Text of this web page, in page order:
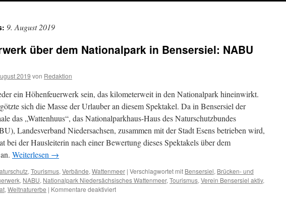
9. August 2019
über dem Nationalpark in Bensersiel: NABU
2019 von Redaktion
ein Höhenfeuerwerk sein, das kilometerweit in den Nationalpark hineinwirkt.
sich die Masse der Urlauber an diesem Spektakel. Da in Bensersiel der
das „Wattenhuus“, das Nationalparkhaus-Haus des Naturschutzbundes
Landesverband Niedersachsen, zusammen mit der Stadt Esens betrieben wird,
bei der Hausleiterin nach einer Bewertung dieses Spektakels über dem
Weiterlesen →
, Tourismus, Verbände, Wattenmeer | Verschlagwortet mit Bensersiel, Brücken- und
, NABU, Nationalpark Niedersächsisches Wattenmeer, Tourismus, Verein Bensersiel aktiv,
, Weltnaturerbe | Kommentare deaktiviertfür